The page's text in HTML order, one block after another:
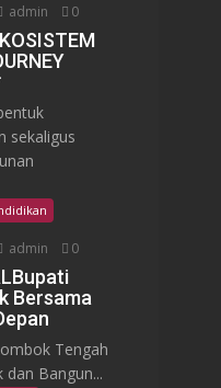
admin 0
sekaligus
admin 0
Bersama
Tengah
Bangun...